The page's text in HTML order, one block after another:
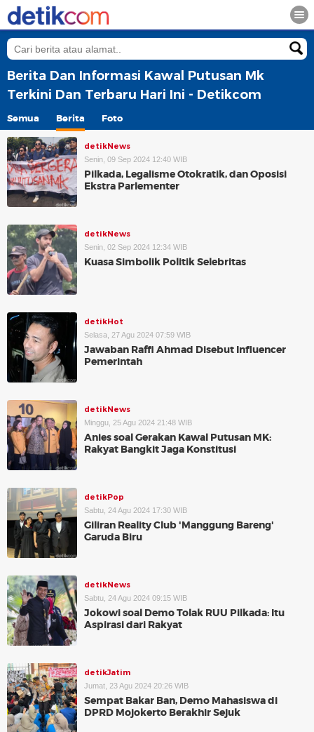
Berita Dan Informasi Kawal Putusan Mk
Terkini Dan Terbaru Hari Ini - Detikcom
Semua Berita Foto
detikNews
Senin, 09 Sep 2024 12:40 WIB
Pilkada, Legalisme Otokratik, dan Oposisi
Ekstra Parlementer
detikNews
Senin, 02 Sep 2024 12:34 WIB
Kuasa Simbolik Politik Selebritas
detikHot
Selasa, 27 Agu 2024 07:59 WIB
Jawaban Raffi Ahmad Disebut Influencer
Pemerintah
detikNews
Minggu, 25 Agu 2024 21:48 WIB
Anies soal Gerakan Kawal Putusan MK:
Rakyat Bangkit Jaga Konstitusi
detikPop
Sabtu, 24 Agu 2024 17:30 WIB
Giliran Reality Club 'Manggung Bareng'
Garuda Biru
detikNews
Sabtu, 24 Agu 2024 09:15 WIB
Jokowi soal Demo Tolak RUU Pilkada: Itu
Aspirasi dari Rakyat
detikJatim
Jumat, 23 Agu 2024 20:26 WIB
Sempat Bakar Ban, Demo Mahasiswa di
DPRD Mojokerto Berakhir Sejuk